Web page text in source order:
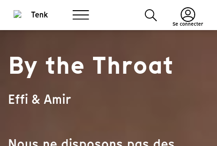
Se connecter
By the Throat
Effi & Amir